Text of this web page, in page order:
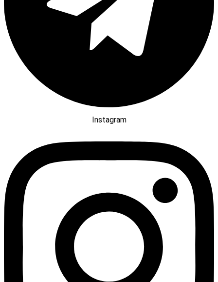
Instagram